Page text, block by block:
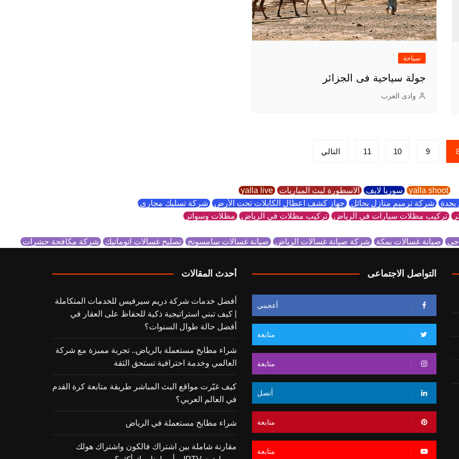
سياحة
جولة سياحية فى الجزائر
وادى العرب
9
10
11 التالي
yalla shoot سوريا لايف الاسطورة لبث المباريات yalla live
شركة ترميم منازل بحائل جهاز كشف اعطال الكابلات تحت الأرض شركة تسليك مجاري
تركيب مظلات سيارات في الرياض تركيب مظلات في الرياض مظلات وسواتر
جي صيانة غسالات بمكة شركة صيانة غسالات الرياض صيانة غسالات سامسونج تصليح غسالات اتوماتيك شركة مكافحة حشرات
التواصل الاجتماعى
أعجبني
متابعة
متابعة
أتصل
متابعة
متابعة
أحدث المقالات
أفضل خدمات شركة دريم سيرفيس للخدمات المتكاملة
| كيف تبني استراتيجية ذكية للحفاظ على العقار في
أفضل حالة طوال السنوات؟
شراء مطابخ مستعملة بالرياض.. تجربة مميزة مع شركة
العالمي وخدمة احترافية تستحق الثقة
كيف غيّرت مواقع البث المباشر طريقة متابعة كرة القدم
في العالم العربي؟
شراء مطابخ مستعملة في الرياض
مقارنة شاملة بين اشتراك فالكون واشتراك هولك